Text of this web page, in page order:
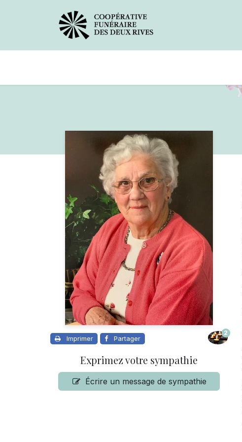
Imprimer Partager
2
Exprimez votre sympathie
Écrire un message de sympathie